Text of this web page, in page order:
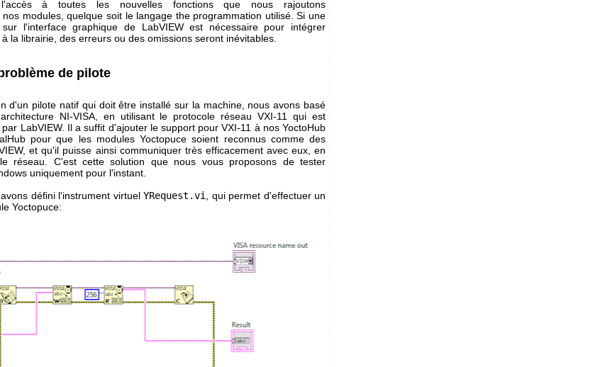
à toutes les nouvelles fonctions que nous rajoutons
modules, quelque soit le langage the programmation utilisé. Si une
l'interface graphique de LabVIEW est nécessaire pour intégrer
la librairie, des erreurs ou des omissions seront inévitables.
de pilote
d'un pilote natif qui doit être installé sur la machine, nous avons basé
NI-VISA, en utilisant le protocole réseau VXI-11 qui est
LabVIEW. Il a suffit d'ajouter le support pour VXI-11 à nos YoctoHub
pour que les modules Yoctopuce soient reconnus comme des
et qu'il puisse ainsi communiquer très efficacement avec eux, en
réseau. C'est cette solution que nous vous proposons de tester
uniquement pour l'instant.
défini l'instrument virtuelYRequest.vi
, qui permet d'effectuer un
Yoctopuce: